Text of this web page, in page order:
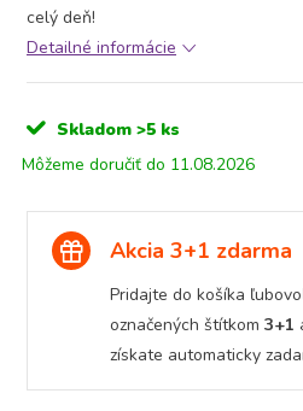
celý deň!
Detailné informácie
Skladom >5 ks
11.08.2026
Akcia 3+1 zdarma
Pridajte do košíka
označených štítkom 3+1
získate automaticky